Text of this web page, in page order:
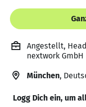
Angestellt,
nextwork GmbH
München,
Logg Dich ein, um